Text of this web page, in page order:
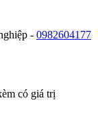
- 0982604177
có giá trị